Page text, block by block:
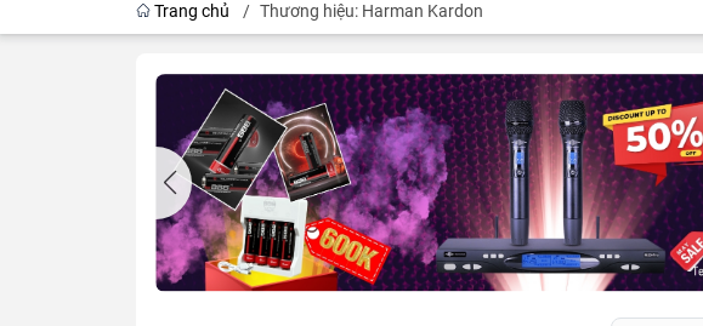
Trang chủ / Thương hiệu: Harman Kardon